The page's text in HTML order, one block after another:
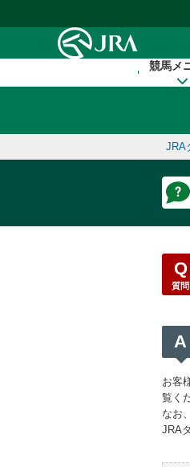
競馬メ
JRA
Q
質問
A
お客
覧く
なお
JRA